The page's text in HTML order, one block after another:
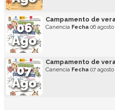
06
Ago
Campamento de
Canencia Fecha 06 agosto
07
Ago
Campamento de
Canencia Fecha 07 agosto